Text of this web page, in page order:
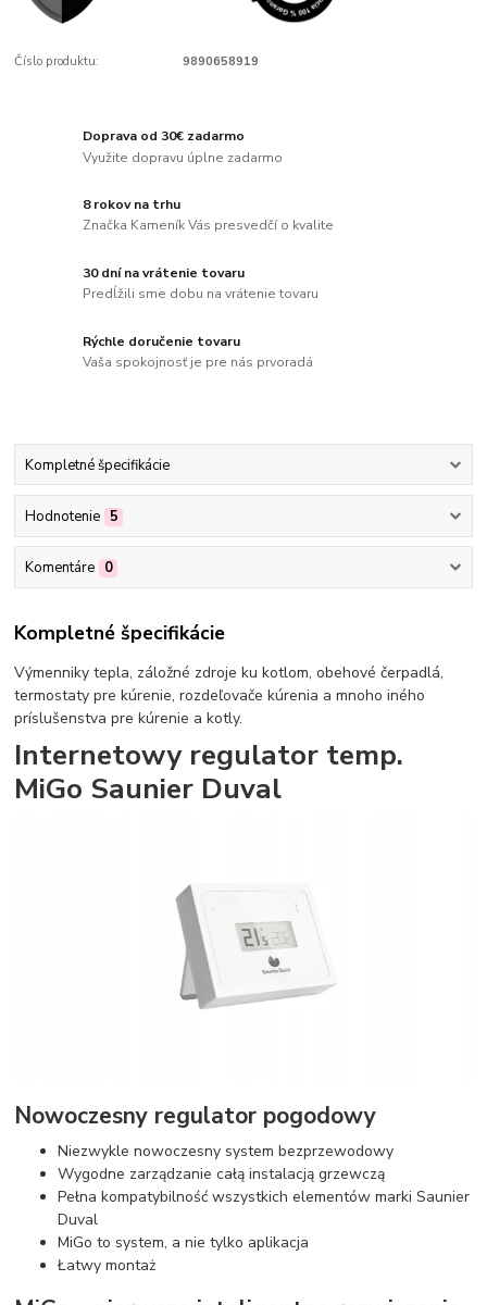
Číslo produktu: 9890658919
Doprava od 30€ zadarmo
Využite dopravu úplne zadarmo
8 rokov na trhu
Značka Kameník Vás presvedčí o kvalite
30 dní na vrátenie tovaru
Predĺžili sme dobu na vrátenie tovaru
Rýchle doručenie tovaru
Vaša spokojnosť je pre nás prvoradá
Kompletné špecifikácie
Hodnotenie 5
Komentáre 0
Kompletné špecifikácie
Výmenniky tepla, záložné zdroje ku kotlom, obehové čerpadlá,
termostaty pre kúrenie, rozdeľovače kúrenia a mnoho iného
príslušenstva pre kúrenie a kotly.
Internetowy regulator temp.
MiGo Saunier Duval
Nowoczesny regulator pogodowy
Niezwykle nowoczesny system bezprzewodowy
Wygodne zarządzanie całą instalacją grzewczą
Pełna kompatybilność wszystkich elementów marki Saunier
Duval
MiGo to system, a nie tylko aplikacja
Łatwy montaż